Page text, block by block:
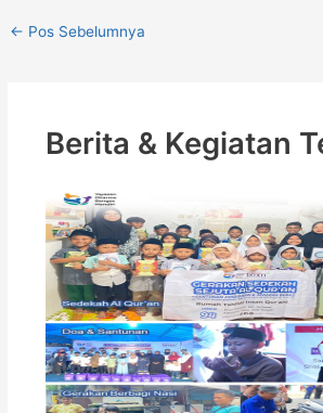
← Pos Sebelumnya
Berita & Kegiatan